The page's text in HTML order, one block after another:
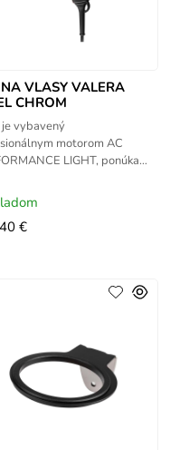
VLASY VALERA
CHROM
je vybavený
motorom AC
LIGHT, ponúka
zostáva ľahký
každodenné
€